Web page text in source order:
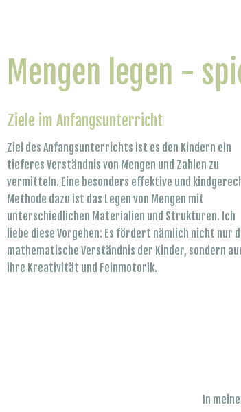
Mengen legen -
Ziele im Anfangsunterricht
Ziel des Anfangsunterrichts ist es den Kindern ein
tieferes Verständnis von Mengen und Zahlen zu
vermitteln. Eine besonders effektive und
Methode dazu ist das Legen von Mengen mit
unterschiedlichen Materialien und Strukturen. Ich
liebe diese Vorgehen: Es fördert nämlich nicht nur
mathematische Verständnis der Kinder, sondern
ihre Kreativität und Feinmotorik.
In